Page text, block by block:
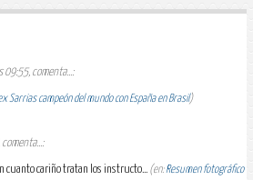
09:55, comenta...:
Sarrias campeón del mundo con España en Brasil)
cuanto cariño tratan los instructo... (en:Resumen fotográfico